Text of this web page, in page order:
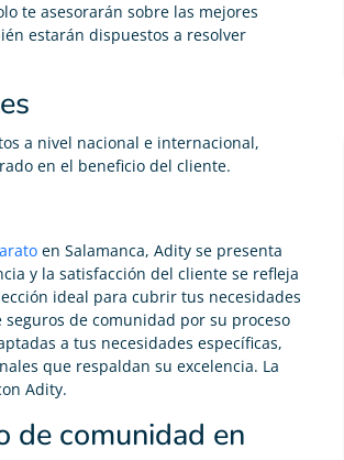
te asesorarán sobre las mejores
estarán dispuestos a resolver
a nivel nacional e internacional,
en el beneficio del cliente.
en Salamanca, Adity se presenta
y la satisfacción del cliente se refleja
ideal para cubrir tus necesidades
de comunidad por su proceso
a tus necesidades específicas,
que respaldan su excelencia. La
Adity.
de comunidad en
Administración de Fincas
 
tiempo, encontramos el mejor seguro y
nuestra imparcialidad obteniendo